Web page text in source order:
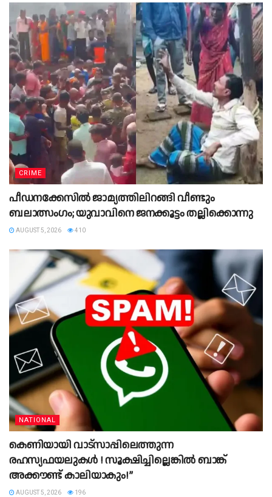
CRIME
പീഡനക്കേസിൽ ജാമ്യത്തിലിറങ്ങി വീണ്ടും
ബലാത്സംഗം; യുവാവിനെ ജനക്കൂട്ടം തല്ലിക്കൊന്നു
AUGUST 5, 2026 410
NATIONAL
കെണിയായി വാട്സാപ്പിലെത്തുന്ന
രഹസ്യഫയലുകൾ ! സൂക്ഷിച്ചില്ലെങ്കിൽ ബാങ്ക്
അക്കൗണ്ട് കാലിയാകും!”
AUGUST 5, 2026 196